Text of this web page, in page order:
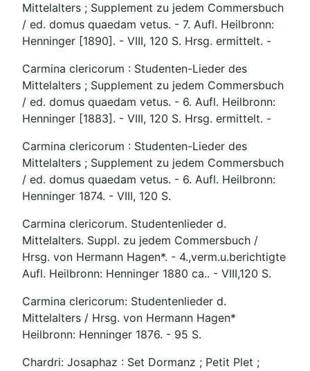
Mittelalters ; Supplement zu jedem Commersbuch
/ ed. domus quaedam vetus. - 7. Aufl. Heilbronn:
Henninger [1890]. - VIII, 120 S. Hrsg. ermittelt. -
Carmina clericorum : Studenten-Lieder des
Mittelalters ; Supplement zu jedem Commersbuch
/ ed. domus quaedam vetus. - 6. Aufl. Heilbronn:
Henninger [1883]. - VIII, 120 S. Hrsg. ermittelt. -
Carmina clericorum : Studenten-Lieder des
Mittelalters ; Supplement zu jedem Commersbuch
/ ed. domus quaedam vetus. - 6. Aufl. Heilbronn:
Henninger 1874. - VIII, 120 S.
Carmina clericorum. Studentenlieder d.
Mittelalters. Suppl. zu jedem Commersbuch /
Hrsg. von Hermann Hagen*. - 4.,verm.u.berichtigte
Aufl. Heilbronn: Henninger 1880 ca.. - VIII,120 S.
Carmina clericorum: Studentenlieder d.
Mittelalters / Hrsg. von Hermann Hagen*
Heilbronn: Henninger 1876. - 95 S.
Chardri: Josaphaz : Set Dormanz ; Petit Plet ;